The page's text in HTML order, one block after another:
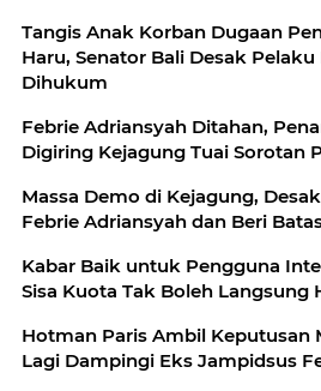
Tangis Anak Korban Dugaan
Haru, Senator Bali Desak
Dihukum
Febrie Adriansyah Ditahan,
Digiring Kejagung Tuai Sorotan
Massa Demo di Kejagung,
Febrie Adriansyah dan Beri
Kabar Baik untuk Pengguna
Sisa Kuota Tak Boleh Langsung
Hotman Paris Ambil Keputusan
Lagi Dampingi Eks Jampidsus